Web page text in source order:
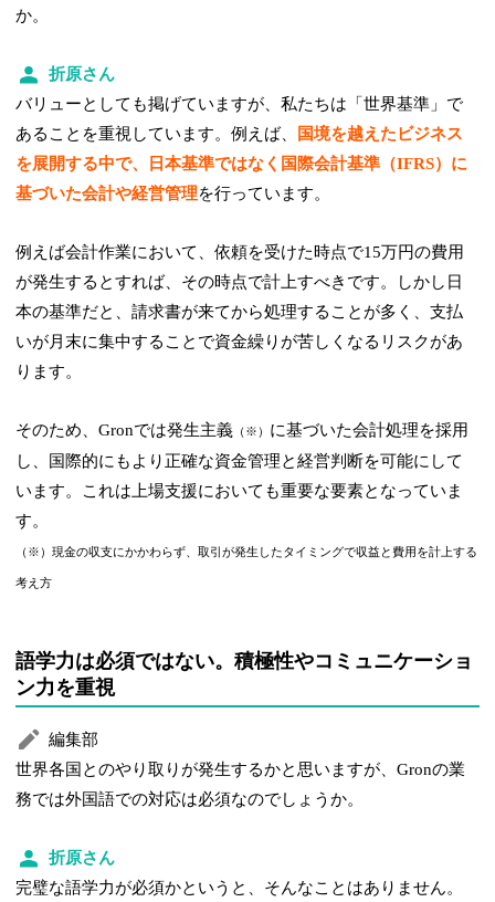
か。
折原さん
バリューとしても掲げていますが、私たちは「世界基準」で
あることを重視しています。例えば、
国境を越えたビジネス
を展開する中で、日本基準ではなく国際会計基準（IFRS）に
基づいた会計や経営管理を行っています。
例えば会計作業において、依頼を受けた時点で15万円の費用
が発生するとすれば、その時点で計上すべきです。しかし日
本の基準だと、請求書が来てから処理することが多く、支払
いが月末に集中することで資金繰りが苦しくなるリスクがあ
ります。
そのため、Gronでは発生主義 （※） に基づいた会計処理を採用
し、国際的にもより正確な資金管理と経営判断を可能にして
います。これは上場支援においても重要な要素となっていま
す。
（※）現金の収支にかかわらず、取引が発生したタイミングで収益と費用を計上する
考え方
語学力は必須ではない。積極性やコミュニケーショ
ン力を重視
編集部
世界各国とのやり取りが発生するかと思いますが、Gronの業
務では外国語での対応は必須なのでしょうか。
折原さん
完璧な語学力が必須かというと、そんなことはありません。